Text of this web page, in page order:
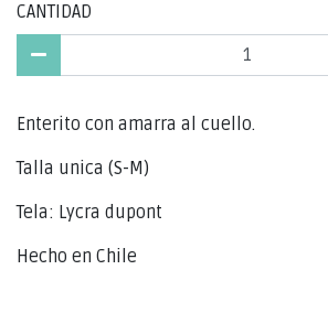
CANTIDAD
Enterito con amarra al cuello.
Talla unica (S-M)
Tela: Lycra dupont
Hecho en Chile